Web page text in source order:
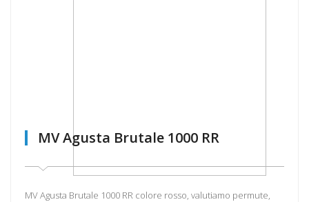
MV Agusta Brutale 1000 RR
MV Agusta Brutale 1000 RR colore rosso, valutiamo permute,